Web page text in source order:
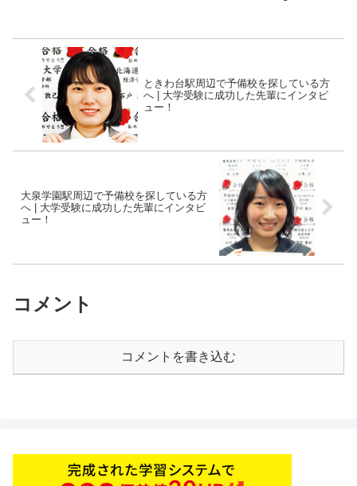
ときわ台駅周辺で予備校を探している方
へ | 大学受験に成功した先輩にインタビ
ュー！
大泉学園駅周辺で予備校を探している方
へ | 大学受験に成功した先輩にインタビ
ュー！
コメント
コメントを書き込む